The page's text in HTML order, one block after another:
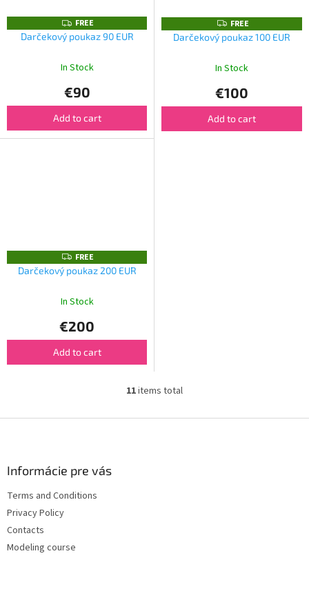
F
R
E
FREE
Darčekový poukaz 90 EUR
In Stock
€90
Add to cart
F
R
E
FREE
Darčekový poukaz 100 EUR
In Stock
€100
Add to cart
F
R
E
FREE
Darčekový poukaz 200 EUR
In Stock
€200
Add to cart
L
s
11items total
Informácie pre vás
Terms and Conditions
Privacy Policy
Contacts
Modeling course